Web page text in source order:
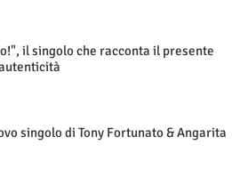
il singolo che racconta il presente
singolo di Tony Fortunato & Angarita